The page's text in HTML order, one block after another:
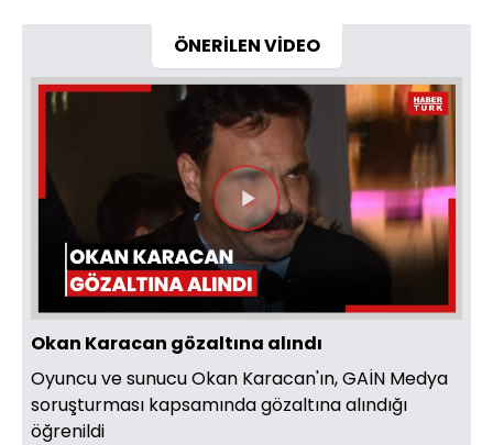
ÖNERİLEN VİDEO
Videoyu
Oynat
Okan Karacan gözaltına alındı
Oyuncu ve sunucu Okan Karacan'ın, GAİN Medya
soruşturması kapsamında gözaltına alındığı
öğrenildi